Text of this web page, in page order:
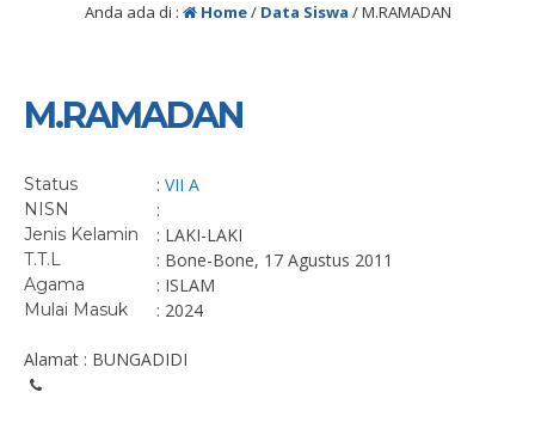
Anda ada di : Home/ Data Siswa /M.RAMADAN
M.RAMADAN
Status : VII A
NISN :
Jenis Kelamin : LAKI-LAKI
T.T.L : Bone-Bone, 17 Agustus 2011
Agama : ISLAM
Mulai Masuk : 2024
Alamat : BUNGADIDI